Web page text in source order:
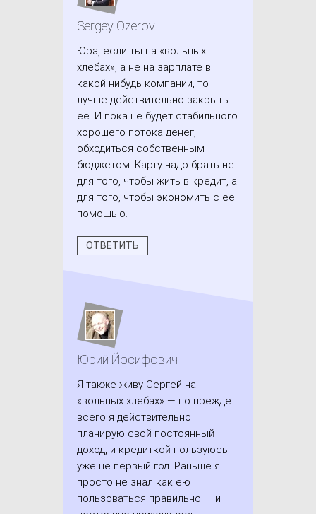
Sergey Ozerov
Юра, если ты на «вольных
хлебах», а не на зарплате в
какой нибудь компании, то
лучше действительно закрыть
ее. И пока не будет стабильного
хорошего потока денег,
обходиться собственным
бюджетом. Карту надо брать не
для того, чтобы жить в кредит, а
для того, чтобы экономить с ее
помощью.
ОТВЕТИТЬ
Юрий Йосифович
Я также живу Сергей на
«вольных хлебах» — но прежде
всего я действительно
планирую свой постоянный
доход, и кредиткой пользуюсь
уже не первый год. Раньше я
просто не знал как ею
пользоваться правильно — и